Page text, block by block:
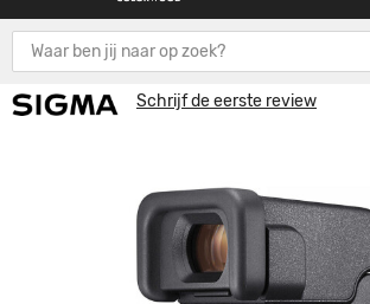
Sigma EVF-11 Electronic Viewfinder
Schrijf de eerste review